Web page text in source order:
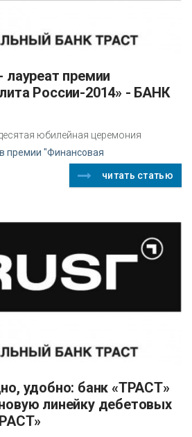
России-2014» - БАНК
юбилейная церемония
премии "Финансовая
читать статью
линейку дебетовых